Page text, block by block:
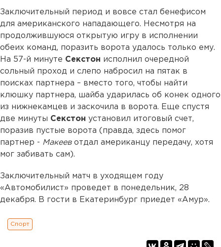
Заключительный период и вовсе стал бенефисом
для американского нападающего. Несмотря на
продолжившуюся открытую игру в исполнении
обеих команд, поразить ворота удалось только ему.
На 57-й минуте Секстон исполнил очередной
сольный проход и слепо набросил на пятак в
поисках партнера – вместо того, чтобы найти
клюшку партнера, шайба ударилась об конек одного
из нижнекамцев и заскочила в ворота. Еще спустя
две минуты Секстон установил итоговый счет,
поразив пустые ворота (правда, здесь помог
партнер - Макеевотдал американцу передачу, хотя
мог забивать сам).
Заключительный матч в уходящем году
«Автомобилист» проведет в понедельник, 28
декабря. В гости в Екатеринбург приедет «Амур».
Спорт